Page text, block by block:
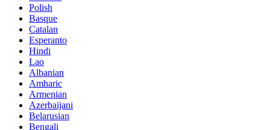
Polish
Basque
Catalan
Esperanto
Hindi
Lao
Albanian
Amharic
Armenian
Azerbaijani
Belarusian
Bengali